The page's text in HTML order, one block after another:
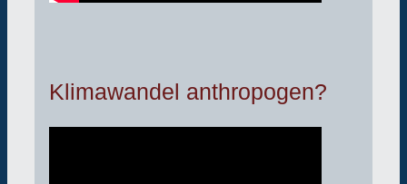
Klimawandel anthropogen?